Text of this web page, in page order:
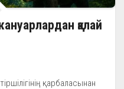
қалай
қарбаласынан